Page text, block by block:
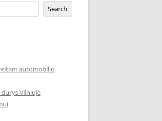
Search
automobilio
Vilniuje